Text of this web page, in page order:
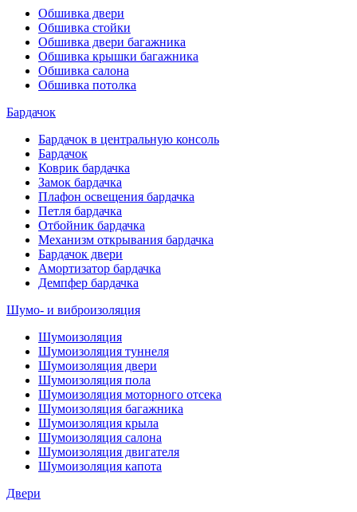
Обшивка двери
Обшивка стойки
Обшивка двери багажника
Обшивка крышки багажника
Обшивка салона
Обшивка потолка
Бардачок
Бардачок в центральную консоль
Бардачок
Коврик бардачка
Замок бардачка
Плафон освещения бардачка
Петля бардачка
Отбойник бардачка
Механизм открывания бардачка
Бардачок двери
Амортизатор бардачка
Демпфер бардачка
Шумо- и виброизоляция
Шумоизоляция
Шумоизоляция туннеля
Шумоизоляция двери
Шумоизоляция пола
Шумоизоляция моторного отсека
Шумоизоляция багажника
Шумоизоляция крыла
Шумоизоляция салона
Шумоизоляция двигателя
Шумоизоляция капота
Двери